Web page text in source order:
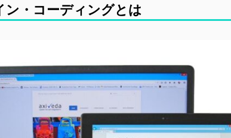
ブ対応サイトを制作するならコーディン
技術が信頼できる
はデザインのような社内確認が不要
・コーディングとは